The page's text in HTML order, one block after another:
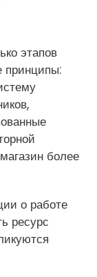
этапов
принципы:
более
о работе
ресурс